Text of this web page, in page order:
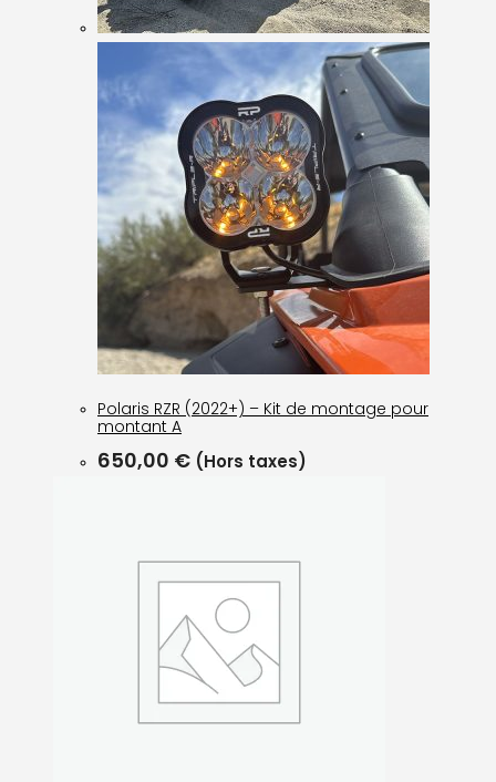
Polaris RZR (2022+) – Kit de montage pour
montant A
650,00 € (Hors taxes)